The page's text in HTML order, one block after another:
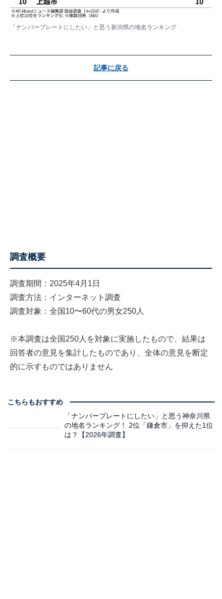
「ナンバープレートにしたい」と思う新潟県の地名ランキング
記事に戻る
調査概要
調査期間：2025年4月1日
調査方法：インターネット調査
調査対象：全国10〜60代の男女250人
※本調査は全国250人を対象に実施したもので、結果は
回答者の意見を集計したものであり、全体の意見を断定
的に示すものではありません
こちらもおすすめ
「ナンバープレートにしたい」と思う神奈川県
の地名ランキング！ 2位「鎌倉市」を抑えた1位
は？【2026年調査】